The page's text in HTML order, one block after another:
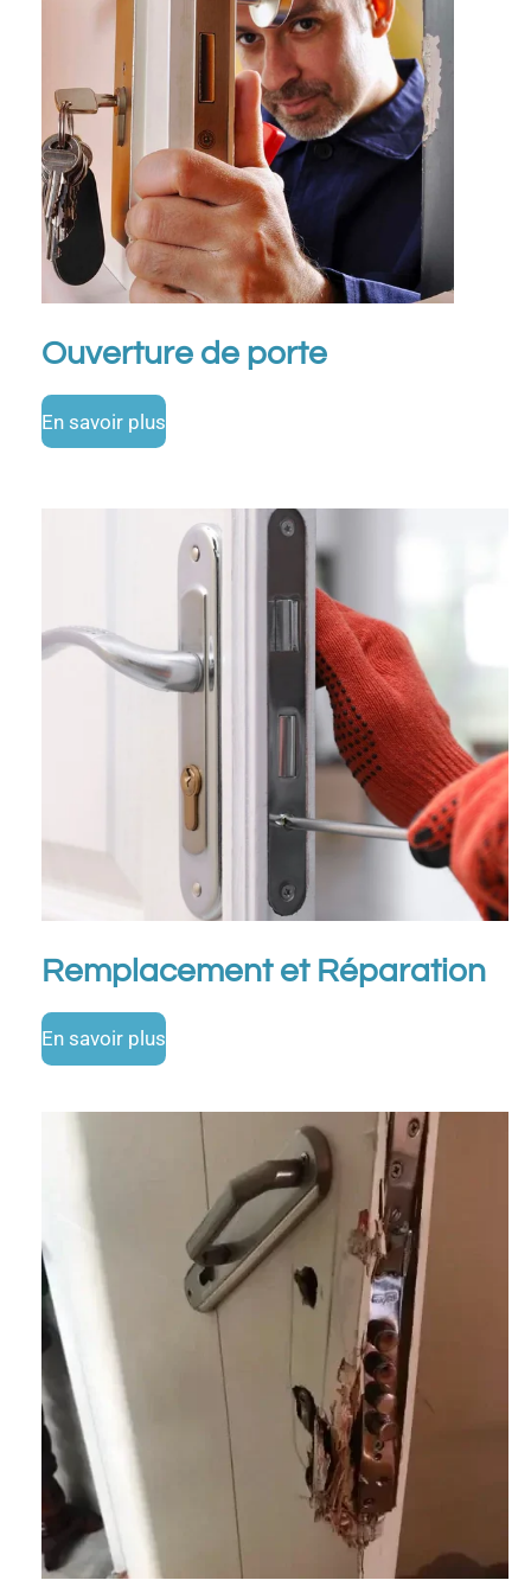
Ouverture de porte
En savoir plus
Remplacement et Réparation
En savoir plus